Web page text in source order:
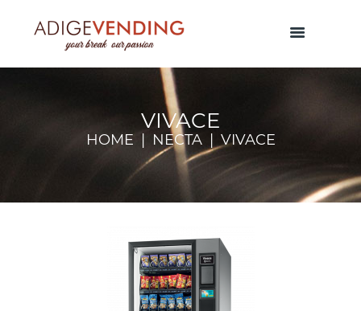
VIVACE
HOME NECTA VIVACE